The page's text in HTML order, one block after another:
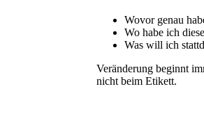
Wovor genau
Wo habe ich
Was will ich
Veränderung beginnt
nicht beim Etikett.